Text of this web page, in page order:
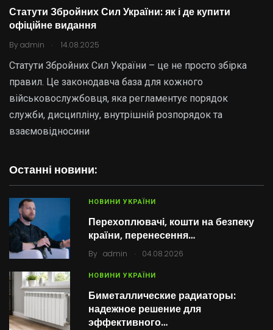
Статути Збройних Сил України: як і де купити
офіційне видання
By admin . 14.08.2025
Статути Збройних Сил України – це не просто збірка
правил. Це законодавча база для кожного
військовослужбовця, яка регламентує порядок
служби, дисципліну, внутрішній розпорядок та
взаємовідносини
Останні новини:
НОВИНИ УКРАЇНИ
Перехоплювачі, кошти на безпеку
країни, перенесення…
By admin . 04.08.2026
НОВИНИ УКРАЇНИ
Биметаллические радиаторы:
надежное решение для
эффективного…